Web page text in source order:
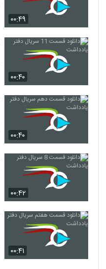
۰۰:۴۹
۰۰:۴۰
۰۰:۴۰
۰۰:۴۲
۰۰:۴۱